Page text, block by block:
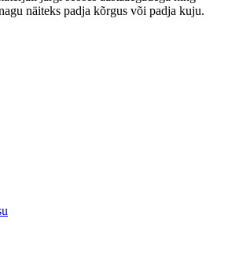
näiteks padja kõrgus või padja kuju.